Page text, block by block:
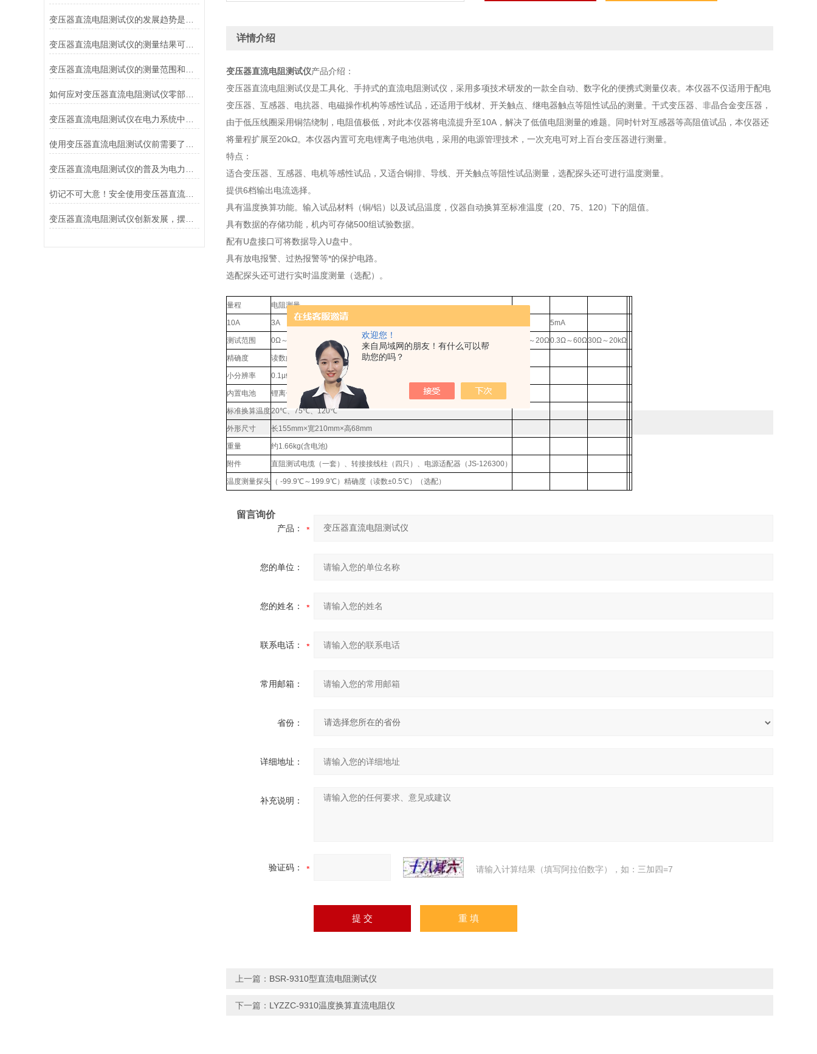
欢迎您！
来自局域网的朋友！有什么可以帮
助您的吗？
变压器直流电阻测试仪的测量结果可靠性如何？
切记不可大意！安全使用变压器直流电阻测试仪
变压器直流电阻测试仪创新发展，摆脱传统
详情介绍
变压器直流电阻测试仪产品介绍：
变压器直流电阻测试仪是工具化、手持式的直流电阻测试仪，采用多项技术研发的一款全自动、数字化的便携式测量仪表。本仪器不仅适用于配电
变压器、互感器、电抗器、电磁操作机构等感性试品，还适用于线材、开关触点、继电器触点等阻性试品的测量。干式变压器、非晶合金变压器，
由于低压线圈采用铜箔绕制，电阻值极低，对此本仪器将电流提升至10A，解决了低值电阻测量的难题。同时针对互感器等高阻值试品，本仪器还
将量程扩展至20kΩ。本仪器内置可充电锂离子电池供电，采用的电源管理技术，一次充电可对上百台变压器进行测量。
特点：
适合变压器、互感器、电机等感性试品，又适合铜排、导线、开关触点等阻性试品测量，选配探头还可进行温度测量。
提供6档输出电流选择。
具有温度换算功能。输入试品材料（铜/铝）以及试品温度，仪器自动换算至标准温度（20、75、120）下的阻值。
具有数据的存储功能，机内可存储500组试验数据。
配有U盘接口可将数据导入U盘中。
具有放电报警、过热报警等*的保护电路。
选配探头还可进行实时温度测量（选配）。
量程 电阻测量
10A 3A 5mA
测试范围 0Ω～0.1Ω 0.1Ω～20Ω0.3Ω～60Ω30Ω～20kΩ
精确度 读数的0.2%±0.5μΩ
小分辨率 0.1μΩ
内置电池 锂离子聚合物电池（型号：JY186X2 额定电压：11.1V 容量：4500mAh）
标准换算温度20℃、75℃、120℃
外形尺寸 长155mm×宽210mm×高68mm
重量 约1.66kg(含电池)
附件 直阻测试电缆（一套）、转接接线柱（四只）、电源适配器（JS-126300）
温度测量探头 （ -99.9℃～199.9℃）精确度（读数±0.5℃）（选配）
留言询价
产品：
您的单位：
您的姓名：
联系电话：
常用邮箱：
省份：
详细地址：
补充说明：
验证码： 请输入计算结果（填写阿拉伯数字），如：三加四=7
上一篇： BSR-9310型直流电阻测试仪
下一篇： LYZZC-9310温度换算直流电阻仪